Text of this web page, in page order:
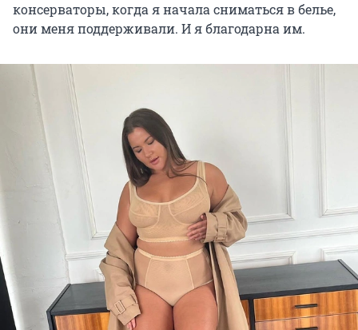
консерваторы, когда я начала сниматься в белье,
они меня поддерживали. И я благодарна им.